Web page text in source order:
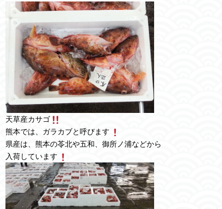
天草産カサゴ
熊本では、ガラカブと呼びます
県産は、熊本の苓北や五和、御所ノ浦などから
入荷しています